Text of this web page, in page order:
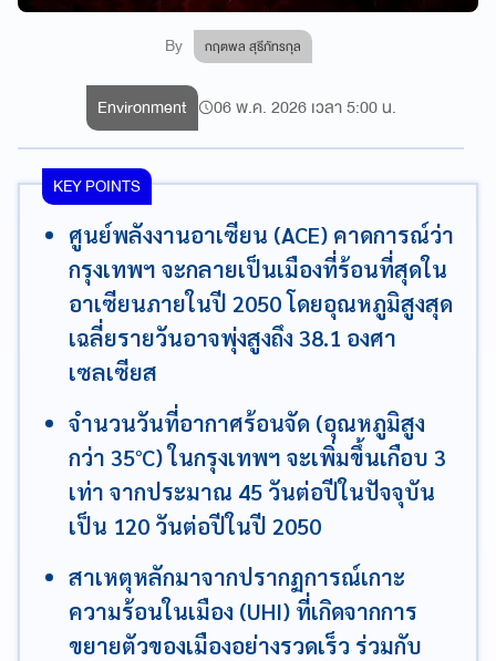
By กฤตพล สุธีภัทรกุล
Environment 06 พ.ค. 2026 เวลา 5:00 น.
KEY POINTS
ศูนย์พลังงานอาเซียน (ACE) คาดการณ์ว่า
กรุงเทพฯ จะกลายเป็นเมืองที่ร้อนที่สุดใน
อาเซียนภายในปี 2050 โดยอุณหภูมิสูงสุด
เฉลี่ยรายวันอาจพุ่งสูงถึง 38.1 องศา
เซลเซียส
จำนวนวันที่อากาศร้อนจัด (อุณหภูมิสูง
กว่า 35°C) ในกรุงเทพฯ จะเพิ่มขึ้นเกือบ 3
เท่า จากประมาณ 45 วันต่อปีในปัจจุบัน
เป็น 120 วันต่อปีในปี 2050
สาเหตุหลักมาจากปรากฏการณ์เกาะ
ความร้อนในเมือง (UHI) ที่เกิดจากการ
ขยายตัวของเมืองอย่างรวดเร็ว ร่วมกับ